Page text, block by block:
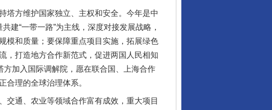
方维护国家独立、主权和安全。今年是中
建“一带一路”为主线，深度对接发展战略，
模和质量；要保障重点项目实施，拓展绿色
，打造地方合作新范式，促进两国人民相知
方加入国际调解院，愿在联合国、上海合作
合理的全球治理体系。
通、农业等领域合作富有成效，重大项目